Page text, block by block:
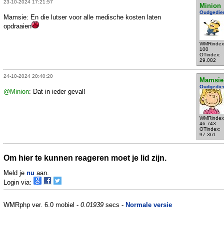
23-10-2024 17:21:57
Minion
100
OTindex:
29.082
Mamsie: En die lutser voor alle medische kosten laten
opdraaien
24-10-2024 20:40:20
Mamsie
46.743
OTindex:
97.361
@Minion: Dat in ieder geval!
Om hier te kunnen reageren moet je lid zijn.
Meld je nu aan.
Login via:
WMRphp ver. 6.0 mobiel - 0.01939 secs - Normale versie